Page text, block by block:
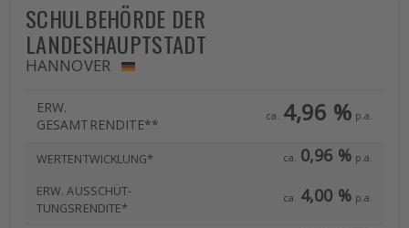
SCHULBEHÖRDE DER
LANDESHAUPTSTADT
HANNOVER
ERW.
GESAMTRENDITE**
ca. 4,96 % p.a.
WERTENTWICKLUNG* ca. 0,96 % p.a.
ERW. AUSSCHÜT-
TUNGSRENDITE*
ca. 4,00 % p.a.